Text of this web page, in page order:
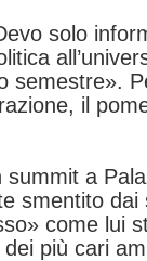
solo
semestre».
il
summit a
smentito
come lui
più cari